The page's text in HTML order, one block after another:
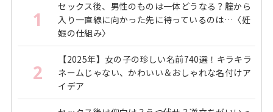
1
セックス後、男性のものは一体どうなる？腟から
入り一直線に向かった先に待っているのは…〈妊
娠の仕組み〉
2
【2025年】女の子の珍しい名前740選！キラキラ
ネームじゃない、かわいい＆おしゃれな名付けア
イデア